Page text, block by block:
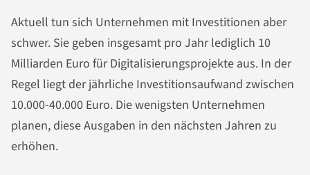
Aktuell tun sich Unternehmen mit Investitionen aber
schwer. Sie geben insgesamt pro Jahr lediglich 10
Milliarden Euro für Digitalisierungsprojekte aus. In der
Regel liegt der jährliche Investitionsaufwand zwischen
10.000-40.000 Euro. Die wenigsten Unternehmen
planen, diese Ausgaben in den nächsten Jahren zu
erhöhen.